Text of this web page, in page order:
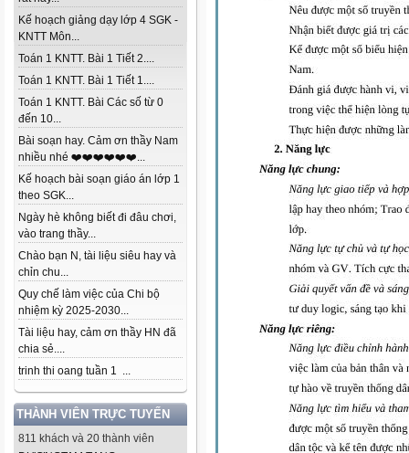
Kế hoạch giảng dạy lớp 4 SGK -
KNTT Môn...
Toán 1 KNTT. Bài 1 Tiết 2....
Toán 1 KNTT. Bài 1 Tiết 1....
Toán 1 KNTT. Bài Các số từ 0
đến 10...
Bài soạn hay. Cảm ơn thầy Nam
nhiều nhé ❤️❤️❤️❤️❤️❤️...
Kế hoạch bài soạn giáo án lớp 1
theo SGK...
Ngày hè không biết đi đâu chơi,
vào trang thầy...
Chào bạn N, tài liệu siêu hay và
chỉn chu...
Quy chế làm việc của Chi bộ
nhiệm kỳ 2025-2030...
Tài liệu hay, cảm ơn thầy HN đã
chia sẻ....
trinh thi oang tuần 1 ...
THÀNH VIÊN TRỰC TUYẾN
811 khách và 20 thành viên